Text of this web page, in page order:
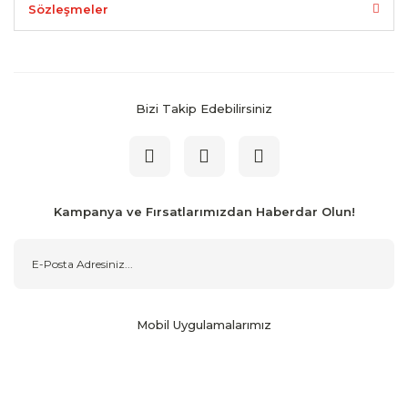
Sözleşmeler
Bizi Takip Edebilirsiniz
Kampanya ve Fırsatlarımızdan Haberdar Olun!
Mobil Uygulamalarımız